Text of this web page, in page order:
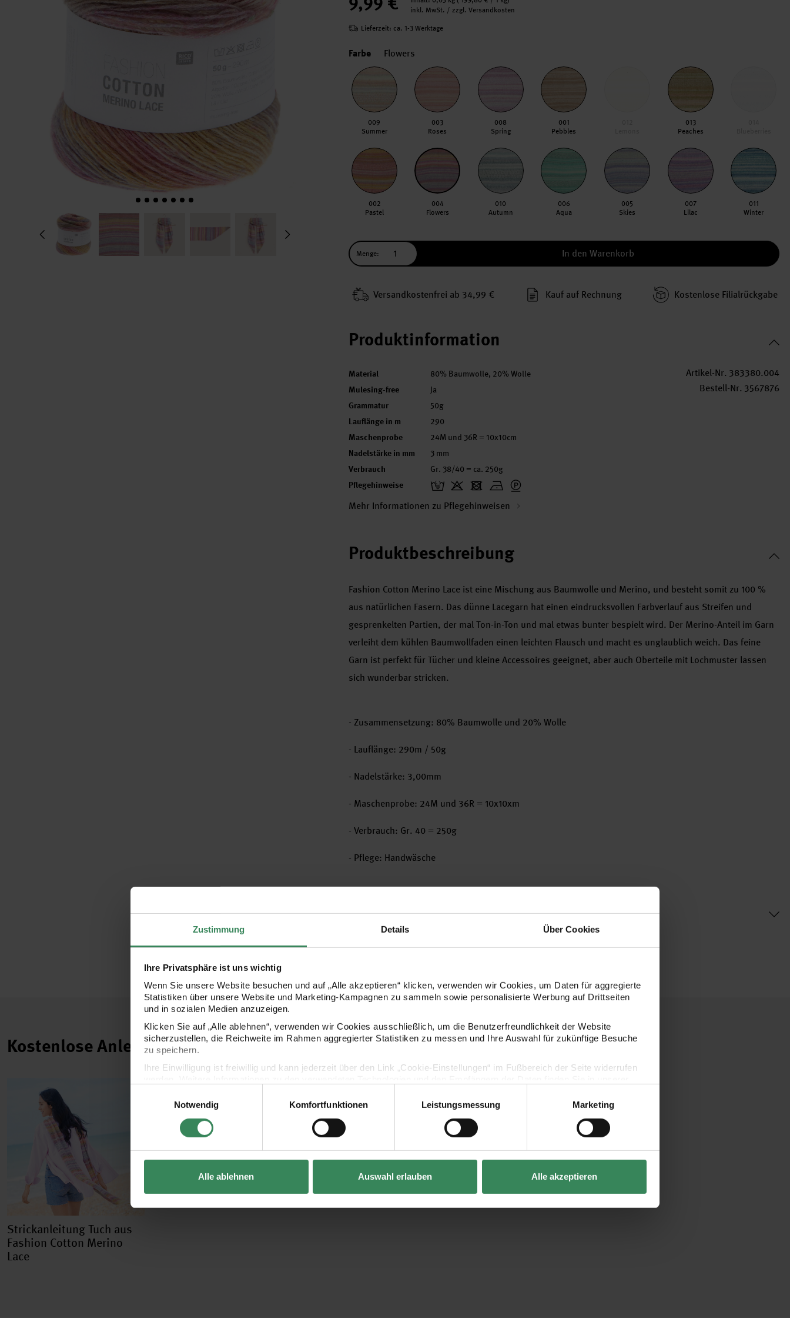
Zustimmung Details Über Cookies
Ihre Privatsphäre ist uns wichtig
Wenn Sie unsere Website besuchen und auf „Alle akzeptieren“ klicken, verwenden wir Cookies, um Daten für aggregierte
Statistiken über unsere Website und Marketing-Kampagnen zu sammeln sowie personalisierte Werbung auf Drittseiten
und in sozialen Medien anzuzeigen.
Klicken Sie auf „Alle ablehnen“, verwenden wir Cookies ausschließlich, um die Benutzerfreundlichkeit der Website
sicherzustellen, die Reichweite im Rahmen aggregierter Statistiken zu messen und Ihre Auswahl für zukünftige Besuche
zu speichern.
Ihre Einwilligung ist freiwillig und kann jederzeit über den Link „Cookie-Einstellungen“ im Fußbereich der Seite widerrufen
Impressum
Datenschutz Vertrag widerrufen
Notwendig
Komfortfunktionen Leistungsmessung Marketing
Alle ablehnen Auswahl erlauben Alle akzeptieren
inkl. MwSt. / zzgl. Versandkosten
Lieferzeit: ca. 1-3 Werktage
Farbe Flowers
009
Summer
003
Roses
008
Spring
001
Pebbles
013
Peaches
002
Pastel
004
Flowers
010
Autumn
006
Aqua
005
Skies
007
Lilac
011
Winter
Menge: In den Warenkorb
Versand­kosten­frei ab 34,99 € Kauf auf Rechnung Kosten­lose Filial­rückgabe
Produktinformation
Material 80% Baumwolle, 20% Wolle
Mulesing-free Ja
Grammatur 50g
Lauflänge in m 290
Maschenprobe 24M und 36R = 10x10cm
Nadelstärke in mm 3 mm
Verbrauch Gr. 38/40 = ca. 250g
Pflegehinweise
Mehr Informationen zu Pflegehinweisen
Artikel-Nr. 383380.004
Bestell-Nr. 3567876
Produktbeschreibung
Fashion Cotton Merino Lace ist eine Mischung aus Baumwolle und Merino, und besteht somit zu 100 %
aus natürlichen Fasern. Das dünne Lacegarn hat einen eindrucksvollen Farbverlauf aus Streifen und
gesprenkelten Partien, der mal Ton-in-Ton und mal etwas bunter bespielt wird. Der Merino-Anteil im Garn
verleiht dem kühlen Baumwollfaden einen leichten Flausch und macht es unglaublich weich. Das feine
Garn ist perfekt für Tücher und kleine Accessoires geeignet, aber auch Oberteile mit Lochmuster lassen
sich wunderbar stricken.
- Zusammensetzung: 80% Baumwolle und 20% Wolle
- Lauflänge: 290m / 50g
- Nadelstärke: 3,00mm
- Maschenprobe: 24M und 36R = 10x10xm
- Verbrauch: Gr. 40 = 250g
- Pflege: Handwäsche
Hersteller
Kostenlose Anleitungen.
Strickanleitung Tuch aus
Fashion Cotton Merino
Lace